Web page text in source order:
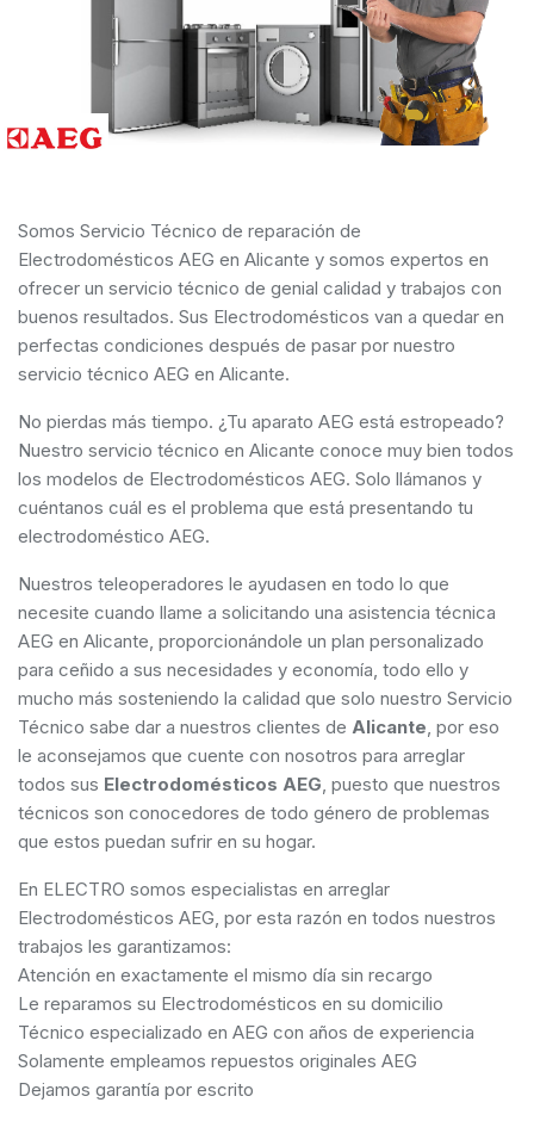
Somos Servicio Técnico de reparación de
Electrodomésticos AEG en Alicante y somos expertos en
ofrecer un servicio técnico de genial calidad y trabajos con
buenos resultados. Sus Electrodomésticos van a quedar en
perfectas condiciones después de pasar por nuestro
servicio técnico AEG en Alicante.
No pierdas más tiempo. ¿Tu aparato AEG está estropeado?
Nuestro servicio técnico en Alicante conoce muy bien todos
los modelos de Electrodomésticos AEG. Solo llámanos y
cuéntanos cuál es el problema que está presentando tu
electrodoméstico AEG.
Nuestros teleoperadores le ayudasen en todo lo que
necesite cuando llame a solicitando una asistencia técnica
AEG en Alicante, proporcionándole un plan personalizado
para ceñido a sus necesidades y economía, todo ello y
mucho más sosteniendo la calidad que solo nuestro Servicio
Técnico sabe dar a nuestros clientes de Alicante, por eso
le aconsejamos que cuente con nosotros para arreglar
todos sus Electrodomésticos AEG, puesto que nuestros
técnicos son conocedores de todo género de problemas
que estos puedan sufrir en su hogar.
En ELECTRO somos especialistas en arreglar
Electrodomésticos AEG, por esta razón en todos nuestros
trabajos les garantizamos:
Atención en exactamente el mismo día sin recargo
Le reparamos su Electrodomésticos en su domicilio
Técnico especializado en AEG con años de experiencia
Solamente empleamos repuestos originales AEG
Dejamos garantía por escrito